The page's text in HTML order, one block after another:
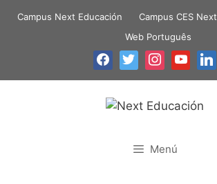
Campus Next Educación Campus CES Next
Web Português
Menú